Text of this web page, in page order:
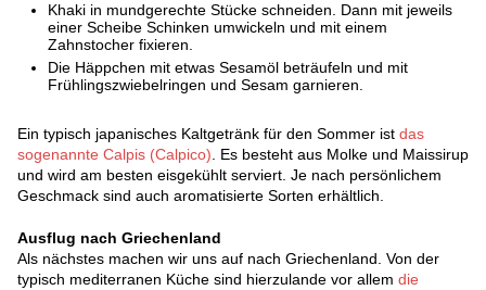
Khaki in mundgerechte Stücke schneiden. Dann mit jeweils
einer Scheibe Schinken umwickeln und mit einem
Zahnstocher fixieren.
Die Häppchen mit etwas Sesamöl beträufeln und mit
Frühlingszwiebelringen und Sesam garnieren.
Ein typisch japanisches Kaltgetränk für den Sommer ist das
sogenannte Calpis (Calpico). Es besteht aus Molke und Maissirup
und wird am besten eisgekühlt serviert. Je nach persönlichem
Geschmack sind auch aromatisierte Sorten erhältlich.
Ausflug nach Griechenland
Als nächstes machen wir uns auf nach Griechenland. Von der
typisch mediterranen Küche sind hierzulande vor allem die